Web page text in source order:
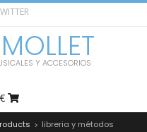
Y ACCESORIOS
> libreria y métodos